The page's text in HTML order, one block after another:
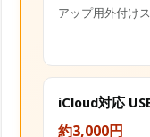
アップ用外付け
iCloud対応
約3,000円